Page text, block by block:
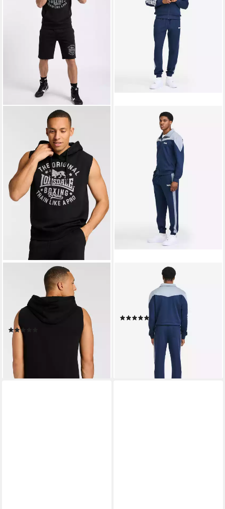
Trainingsanzug SHOTLEY (2-
tlg), zweiteiliges Set,
ärmelloser Hoodie und
Shorts, aus Fleecestoff
ab 31,99 €
-42%
lieferbar - in 1-2 Werktagen bei dir
Trainingsanzug CAUNTON (2-
tlg), mit Eingriffstaschen, aus
Polyester und Elasthan
ab 59,99 € UVP99,90 €
lieferbar - in 1-2 Werktagen bei dir